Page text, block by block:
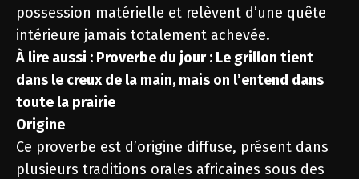
possession matérielle et relèvent d’une quête
intérieure jamais totalement achevée.
À lire aussi : Proverbe du jour : Le grillon tient
dans le creux de la main, mais on l’entend dans
toute la prairie
Origine
Ce proverbe est d’origine diffuse, présent dans
plusieurs traditions orales africaines sous des